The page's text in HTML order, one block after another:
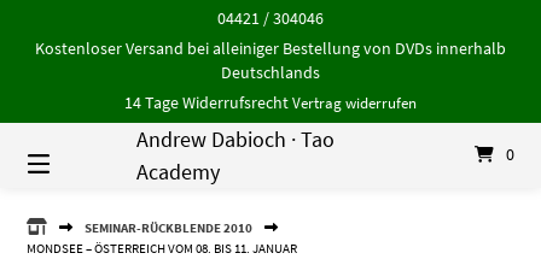
Inhalt
04421 / 304046
Kostenloser Versand bei alleiniger Bestellung von DVDs innerhalb
Deutschlands
14 Tage WiderrufsrechtVertrag widerrufen
Andrew Dabioch · Tao
Academy
0
ANDREW
DABIOCH
SEMINAR-RÜCKBLENDE 2010
MONDSEE – ÖSTERREICH VOM 08. BIS 11. JANUAR